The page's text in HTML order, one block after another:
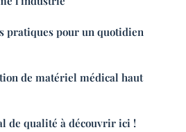
pratiques pour un quotidien
de matériel médical haut
de qualité à découvrir ici !